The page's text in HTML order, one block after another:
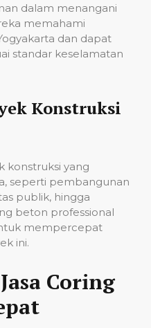
dalam menangani
memahami
dan dapat
standar keselamatan
Konstruksi
konstruksi yang
seperti pembangunan
publik, hingga
beton professional
mempercepat
ini.
Coring